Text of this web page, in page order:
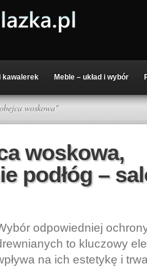
kawalerek Meble – układ i wybór
woskowa"
woskowa,
podłóg –
odpowiedniej
to kluczowy
na ich estetykę i